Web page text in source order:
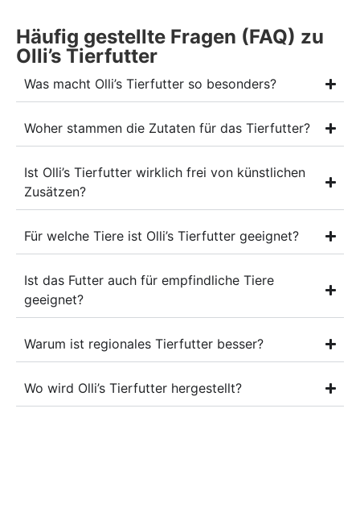
Häufig gestellte Fragen (FAQ) zu
Olli’s Tierfutter
Was macht Olli’s Tierfutter so besonders?
Woher stammen die Zutaten für das Tierfutter?
Ist Olli’s Tierfutter wirklich frei von künstlichen
Zusätzen?
Für welche Tiere ist Olli’s Tierfutter geeignet?
Ist das Futter auch für empfindliche Tiere
geeignet?
Warum ist regionales Tierfutter besser?
Wo wird Olli’s Tierfutter hergestellt?